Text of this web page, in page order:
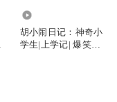
胡小闹日记：神奇小
学生|上学记| 爆笑校